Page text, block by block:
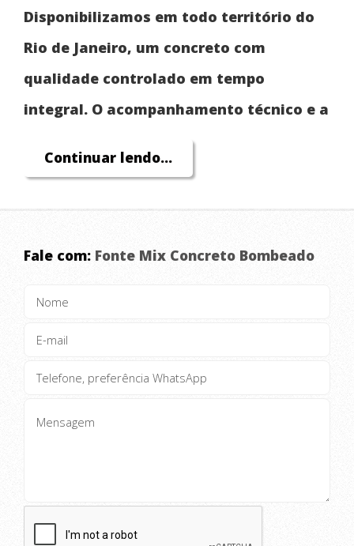
Disponibilizamos em todo território do
Rio de Janeiro, um concreto com
qualidade controlado em tempo
integral. O acompanhamento técnico e a
exclusividade no fornecimento do
concreto no canteiro de obra,
nos serviços.?
Bombeado – Bombas de Concreto –
Concretagem de pisos – Piso de
Executamos serviços de bombeamento
de concreto fornecido pelas centrais
Continuar lendo...
Fale com: Fonte Mix Concreto Bombeado